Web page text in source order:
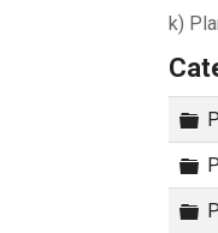
k)